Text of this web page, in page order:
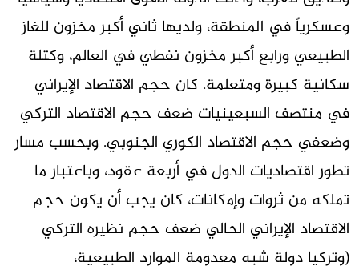
وعسكرياً في المنطقة، ولديها ثاني أكبر مخزون للغاز
الطبيعي ورابع أكبر مخزون نفطي في العالم، وكتلة
سكانية كبيرة ومتعلمة. كان حجم الاقتصاد الإيراني
في منتصف السبعينيات ضعف حجم الاقتصاد التركي
وضعفي حجم الاقتصاد الكوري الجنوبي. وبحسب مسار
تطور اقتصاديات الدول في أربعة عقود، وباعتبار ما
تملكه من ثروات وإمكانات، كان يجب أن يكون حجم
الاقتصاد الإيراني الحالي ضعف حجم نظيره التركي
(وتركيا دولة شبه معدومة الموارد الطبيعية،